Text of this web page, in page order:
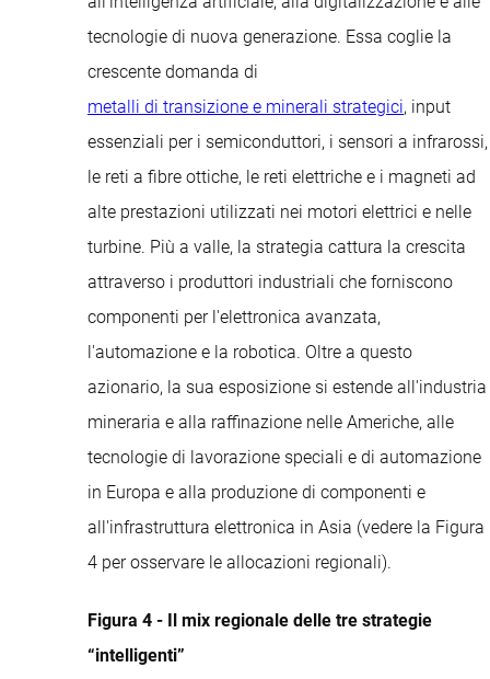
tecnologie di nuova generazione. Essa coglie la
crescente domanda di
metalli di transizione e minerali strategici, input
essenziali per i semiconduttori, i sensori a infrarossi,
le reti a fibre ottiche, le reti elettriche e i magneti ad
alte prestazioni utilizzati nei motori elettrici e nelle
turbine. Più a valle, la strategia cattura la crescita
attraverso i produttori industriali che forniscono
componenti per l'elettronica avanzata,
l'automazione e la robotica. Oltre a questo
azionario, la sua esposizione si estende all'industria
mineraria e alla raffinazione nelle Americhe, alle
tecnologie di lavorazione speciali e di automazione
in Europa e alla produzione di componenti e
all'infrastruttura elettronica in Asia (vedere la Figura
4 per osservare le allocazioni regionali).
Figura 4 - Il mix regionale delle tre strategie
“intelligenti”